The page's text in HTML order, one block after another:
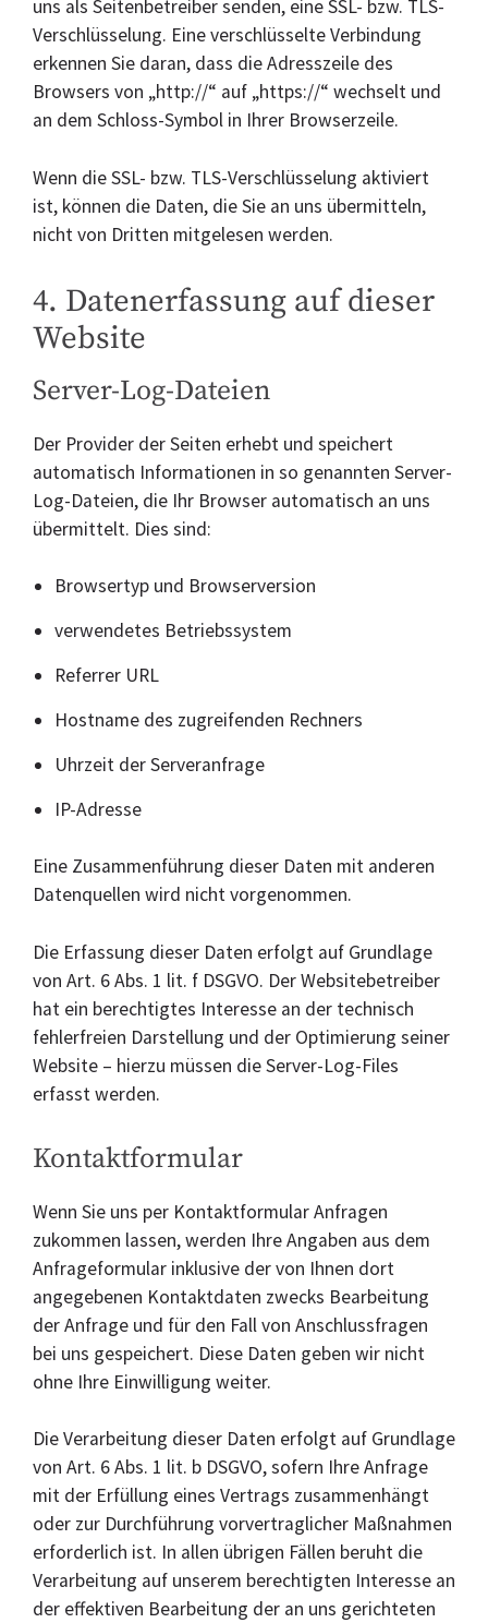
uns als Seitenbetreiber senden, eine SSL- bzw. TLS-
Verschlüsselung. Eine verschlüsselte Verbindung
erkennen Sie daran, dass die Adresszeile des
Browsers von „http://“ auf „https://“ wechselt und
an dem Schloss-Symbol in Ihrer Browserzeile.
Wenn die SSL- bzw. TLS-Verschlüsselung aktiviert
ist, können die Daten, die Sie an uns übermitteln,
nicht von Dritten mitgelesen werden.
4. Datenerfassung auf dieser
Website
Server-Log-Dateien
Der Provider der Seiten erhebt und speichert
automatisch Informationen in so genannten Server-
Log-Dateien, die Ihr Browser automatisch an uns
übermittelt. Dies sind:
Browsertyp und Browserversion
verwendetes Betriebssystem
Referrer URL
Hostname des zugreifenden Rechners
Uhrzeit der Serveranfrage
IP-Adresse
Eine Zusammenführung dieser Daten mit anderen
Datenquellen wird nicht vorgenommen.
Die Erfassung dieser Daten erfolgt auf Grundlage
von Art. 6 Abs. 1 lit. f DSGVO. Der Websitebetreiber
hat ein berechtigtes Interesse an der technisch
fehlerfreien Darstellung und der Optimierung seiner
Website – hierzu müssen die Server-Log-Files
erfasst werden.
Kontaktformular
Wenn Sie uns per Kontaktformular Anfragen
zukommen lassen, werden Ihre Angaben aus dem
Anfrageformular inklusive der von Ihnen dort
angegebenen Kontaktdaten zwecks Bearbeitung
der Anfrage und für den Fall von Anschlussfragen
bei uns gespeichert. Diese Daten geben wir nicht
ohne Ihre Einwilligung weiter.
Die Verarbeitung dieser Daten erfolgt auf Grundlage
von Art. 6 Abs. 1 lit. b DSGVO, sofern Ihre Anfrage
mit der Erfüllung eines Vertrags zusammenhängt
oder zur Durchführung vorvertraglicher Maßnahmen
erforderlich ist. In allen übrigen Fällen beruht die
Verarbeitung auf unserem berechtigten Interesse an
der effektiven Bearbeitung der an uns gerichteten